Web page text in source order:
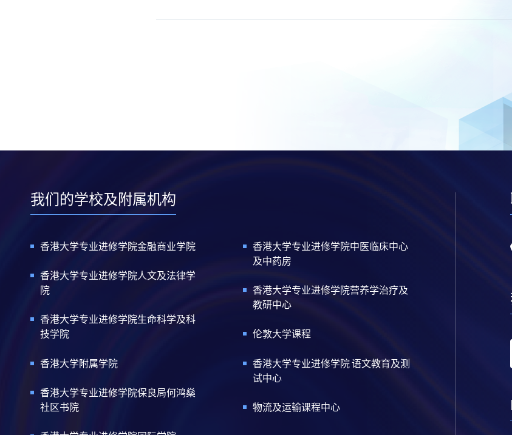
我们的学校及附属机构
香港大学专业进修学院金融商业学院
香港大学专业进修学院人文及法律学
院
香港大学专业进修学院生命科学及科
技学院
香港大学附属学院
香港大学专业进修学院保良局何鸿燊
社区书院
香港大学专业进修学院中医临床中心
及中药房
香港大学专业进修学院营养学治疗及
教研中心
伦敦大学课程
香港大学专业进修学院 语文教育及测
试中心
物流及运输课程中心